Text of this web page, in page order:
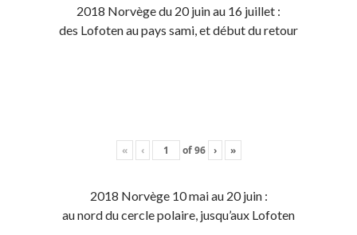
2018 Norvège du 20 juin au 16 juillet :
des Lofoten au pays sami, et début du retour
« ‹ of96 › »
2018 Norvège 10 mai au 20 juin :
au nord du cercle polaire, jusqu’aux Lofoten